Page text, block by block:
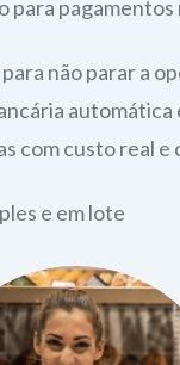
não parar a
automática
com custo real
e em lote